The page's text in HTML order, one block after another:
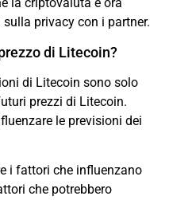
la criptovaluta è ora
privacy con i partner.
di Litecoin?
di Litecoin sono solo
prezzi di Litecoin.
le previsioni dei
i fattori che influenzano
che potrebbero